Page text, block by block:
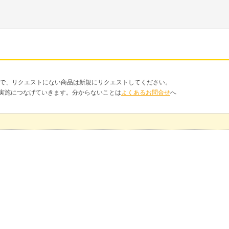
リクエストにない商品は新規にリクエストしてください。
につなげていきます。分からないことはよくあるお問合せへ